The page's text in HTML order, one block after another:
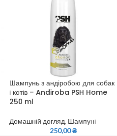
Шампунь з андіробою для собак
і котів – Andiroba PSH Home
250 ml
Домашній догляд, Шампуні
250,00₴